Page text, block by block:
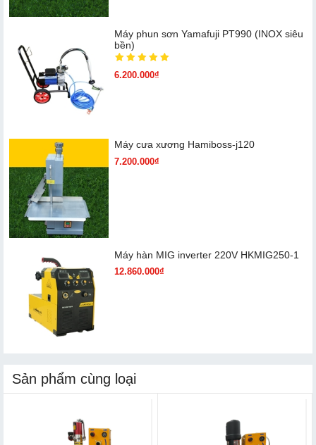
Máy phun sơn Yamafuji PT990 (INOX siêu
bền)
6.200.000₫
Máy cưa xương Hamiboss-j120
7.200.000₫
Máy hàn MIG inverter 220V HKMIG250-1
12.860.000₫
Sản phẩm cùng loại